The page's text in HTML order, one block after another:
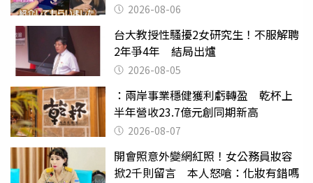
2026-08-06
台大教授性騷擾2女研究生！不服解聘
2年爭4年 結局出爐
2026-08-05
：兩岸事業穩健獲利虧轉盈 乾杯上
半年營收23.7億元創同期新高
2026-08-07
開會照意外變網紅照！女公務員妝容
掀2千則留言 本人怒嗆：化妝有錯嗎